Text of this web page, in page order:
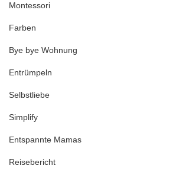
Montessori
Farben
Bye bye Wohnung
Entrümpeln
Selbstliebe
Simplify
Entspannte Mamas
Reisebericht